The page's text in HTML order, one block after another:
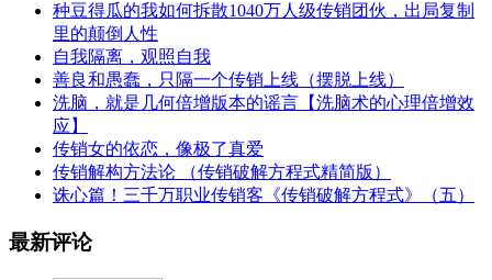
种豆得瓜的我如何拆散1040万人级传销团伙，出局复制
里的颠倒人性
自我隔离，观照自我
善良和愚蠢，只隔一个传销上线（摆脱上线）
洗脑，就是几何倍增版本的谣言【洗脑术的心理倍增效
应】
传销女的依恋，像极了真爱
传销解构方法论 （传销破解方程式精简版）
诛心篇！三千万职业传销客《传销破解方程式》（五）
最新评论